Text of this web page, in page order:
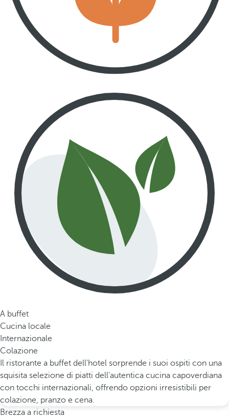
A buffet
Cucina locale
Internazionale
Colazione
Il ristorante a buffet dell'hotel sorprende i suoi ospiti con una
squisita selezione di piatti dell'autentica cucina capoverdiana
con tocchi internazionali, offrendo opzioni irresistibili per
colazione, pranzo e cena.
Brezza a richiesta